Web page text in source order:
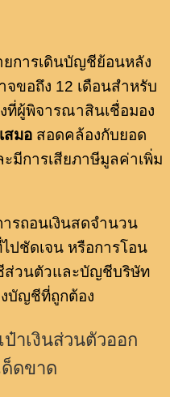
การเดินบัญชีย้อนหลัง
จขอถึง 12 เดือนสำหรับ
ที่ผู้พิจารณาสินเชื่อมอง
สมอ สอดคล้องกับยอด
มีการเสียภาษีมูลค่าเพิ่ม
ารถอนเงินสดจำนวน
ปชัดเจน หรือการโอน
ส่วนตัวและบัญชีบริษัท
บัญชีที่ถูกต้อง
าเงินส่วนตัวออก
ด็ดขาด